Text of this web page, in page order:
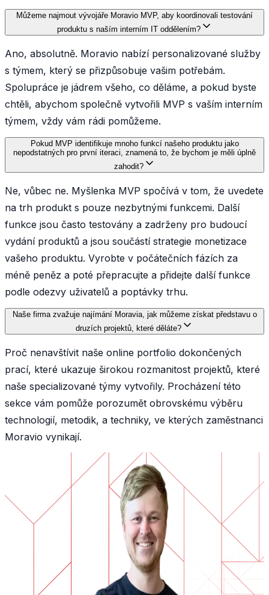
Můžeme najmout vývojáře Moravio MVP, aby koordinovali testování
produktu s naším interním IT oddělením?
Ano, absolutně. Moravio nabízí personalizované služby
s týmem, který se přizpůsobuje vašim potřebám.
Spolupráce je jádrem všeho, co děláme, a pokud byste
chtěli, abychom společně vytvořili MVP s vaším interním
týmem, vždy vám rádi pomůžeme.
Pokud MVP identifikuje mnoho funkcí našeho produktu jako
nepodstatných pro první iteraci, znamená to, že bychom je měli úplně
zahodit?
Ne, vůbec ne. Myšlenka MVP spočívá v tom, že uvedete
na trh produkt s pouze nezbytnými funkcemi. Další
funkce jsou často testovány a zadrženy pro budoucí
vydání produktů a jsou součástí strategie monetizace
vašeho produktu. Vyrobte v počátečních fázích za
méně peněz a poté přepracujte a přidejte další funkce
podle odezvy uživatelů a poptávky trhu.
Naše firma zvažuje najímání Moravia, jak můžeme získat představu o
druzích projektů, které děláte?
Proč nenavštívit naše online portfolio dokončených
prací, které ukazuje širokou rozmanitost projektů, které
naše specializované týmy vytvořily. Procházení této
sekce vám pomůže porozumět obrovskému výběru
technologií, metodik, a techniky, ve kterých zaměstnanci
Moravio vynikají.